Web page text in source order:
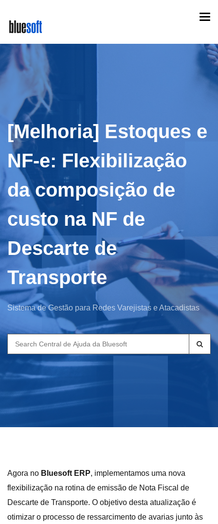
main
content
[Melhoria] Estoques e
NF-e: Flexibilização
da composição de
custo na NF de
Descarte de
Transporte
Sistema de Gestão para Redes Varejistas e Atacadistas
Search
for:
Agora no Bluesoft ERP, implementamos uma nova
flexibilização na rotina de emissão de Nota Fiscal de
Descarte de Transporte. O objetivo desta atualização é
otimizar o processo de ressarcimento de avarias junto às